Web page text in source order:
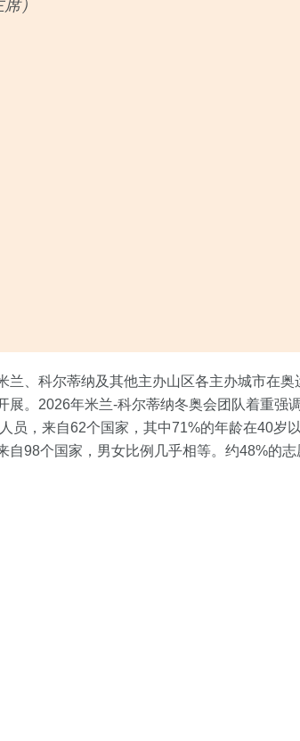
）
兰、科尔蒂纳及其他主办山区各主办城市在
展。2026年米兰-科尔蒂纳冬奥会团队着重强
员，来自62个国家，其中71%的年龄在40岁
自98个国家，男女比例几乎相等。约48%的